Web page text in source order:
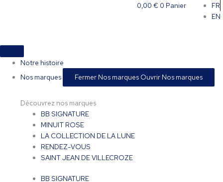
0,00 € 0 Panier
FR
EN
Notre histoire
Nos marques
Fermer Nos marques Ouvrir Nos marques
Découvrez nos marques
BB SIGNATURE
MINUIT ROSE
LA COLLECTION DE LA LUNE
RENDEZ-VOUS
SAINT JEAN DE VILLECROZE
BB SIGNATURE
-
Blanc